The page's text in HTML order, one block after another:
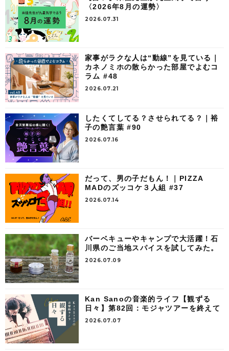
〈2026年8月の運勢〉
2026.07.31
家事がラクな人は“動線”を見ている｜
カネノミホの散らかった部屋でよむコ
ラム #48
2026.07.21
したくてしてる？させられてる？｜裕
子の艶言葉 #90
2026.07.16
だって、男の子だもん！｜PIZZA
MADのズッコケ３人組 #37
2026.07.14
バーベキューやキャンプで大活躍！石
川県のご当地スパイスを試してみた。
2026.07.09
Kan Sanoの音楽的ライフ【観ずる
日々】第82回：モジャツアーを終えて
2026.07.07